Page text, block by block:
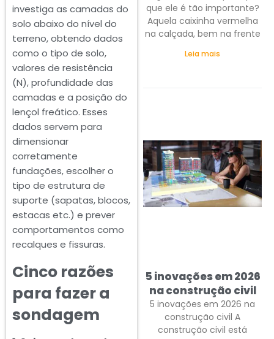
investiga as camadas do
solo abaixo do nível do
terreno, obtendo dados
como o tipo de solo,
valores de resistência
(N), profundidade das
camadas e a posição do
lençol freático. Esses
dados servem para
dimensionar
corretamente
fundações, escolher o
tipo de estrutura de
suporte (sapatas, blocos,
estacas etc.) e prever
comportamentos como
recalques e fissuras.
Cinco razões
para fazer a
sondagem
que ele é tão importante?
Aquela caixinha vermelha
na calçada, bem na frente
Leia mais
5 inovações em 2026
na construção civil
5 inovações em 2026 na
construção civil A
construção civil está